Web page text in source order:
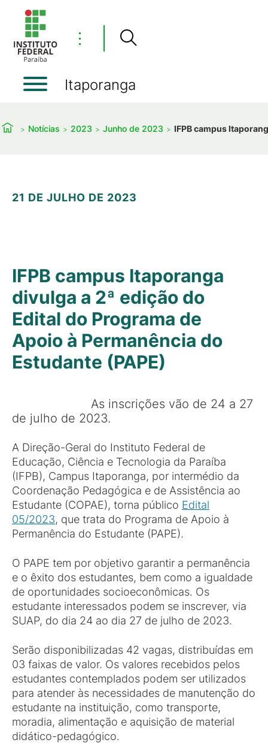
⋮
Itaporanga
Notícias 2023 Junho de 2023 IFPB campus
21 DE JULHO DE 2023
IFPB campus Itaporanga
divulga a 2ª edição do
Edital do Programa de
Apoio à Permanência do
Estudante (PAPE)
As inscrições vão de 24 a 27
de julho de 2023.
A Direção-Geral do Instituto Federal de
Educação, Ciência e Tecnologia da Paraíba
(IFPB), Campus Itaporanga, por intermédio da
Coordenação Pedagógica e de Assistência ao
Estudante (COPAE), torna público Edital
05/2023, que trata do Programa de Apoio à
Permanência do Estudante (PAPE).
O PAPE tem por objetivo garantir a permanência
e o êxito dos estudantes, bem como a igualdade
de oportunidades socioeconômicas. Os
estudante interessados podem se inscrever, via
SUAP, do dia 24 ao dia 27 de julho de 2023.
Serão disponibilizadas 42 vagas, distribuídas em
03 faixas de valor. Os valores recebidos pelos
estudantes contemplados podem ser utilizados
para atender às necessidades de manutenção do
estudante na instituição, como transporte,
moradia, alimentação e aquisição de material
didático-pedagógico.